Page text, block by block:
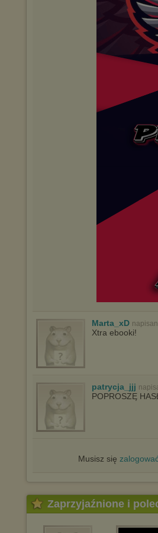
urządzeniu końcowym. Można również
dokonując odpowiednich zmian w
Pełną informację na ten temat
http://chomikuj.pl/PolitykaPrywatnosci.aspx .
Marta_xD
Xtra ebooki!
patrycja_jjj
POPROSZĘ
Musisz się
Zaprzyjaźnione i